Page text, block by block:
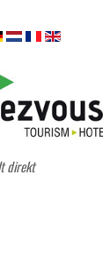
direkt